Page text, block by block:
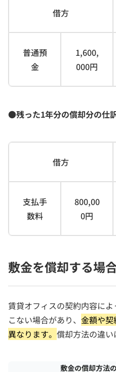
借方
普通預
金
1,600,
000円
●残った1年分の償却分の仕
借方
支払手
数料
800,00
0円
敷金を償却する場
賃貸オフィスの契約内容に
こない場合があり、 金額や
異なります。 償却方法の違い